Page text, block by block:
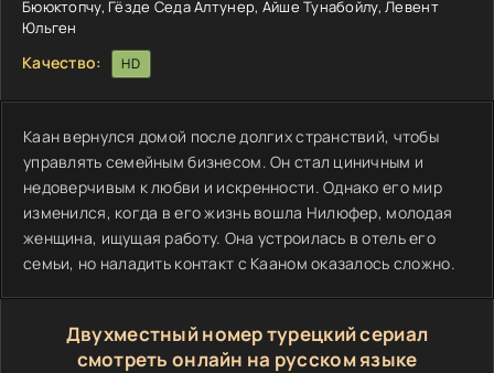
Бююктопчу, Гёзде Седа Алтунер, Айше Тунабойлу, Левент
Юльген
Качество: HD
Каан вернулся домой после долгих странствий, чтобы
управлять семейным бизнесом. Он стал циничным и
недоверчивым к любви и искренности. Однако его мир
изменился, когда в его жизнь вошла Нилюфер, молодая
женщина, ищущая работу. Она устроилась в отель его
семьи, но наладить контакт с Кааном оказалось сложно.
Двухместный номер турецкий сериал
смотреть онлайн на русском языке